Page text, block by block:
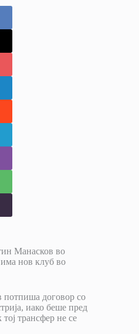
Манасков во
нов клуб во
потпиша договор со
иако беше пред
трансфер не се